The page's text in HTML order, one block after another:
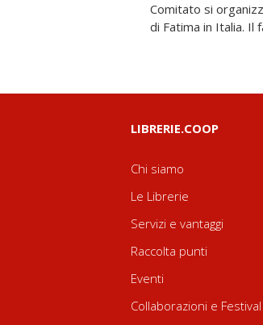
Comitato si
di Fatima in Italia. Il
LIBRERIE.COOP
Chi siamo
Le Librerie
Servizi e vantaggi
Raccolta punti
Eventi
Collaborazioni e Festival